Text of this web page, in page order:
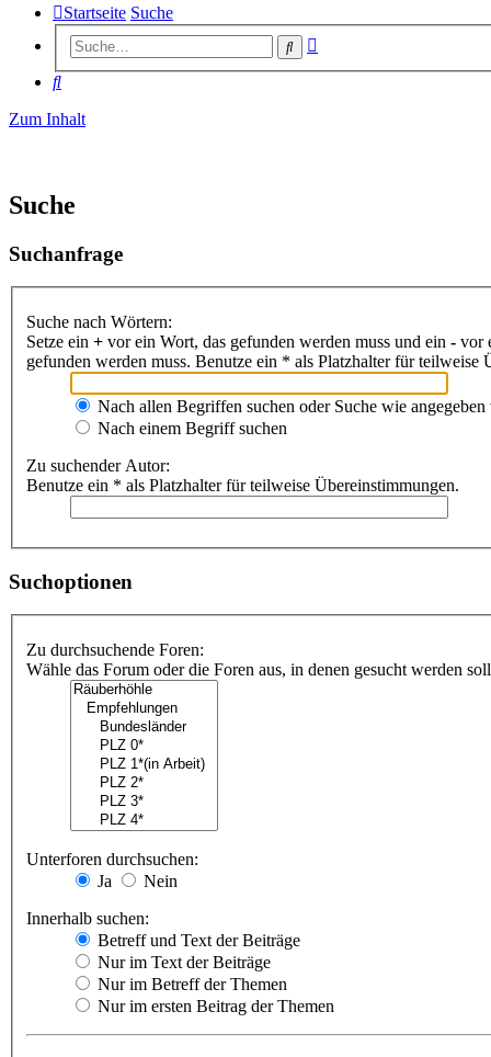
Startseite Suche
Suche
Suche
Zum Inhalt
Suche
Suchanfrage
Suche nach Wörtern:
Setze ein + vor ein Wort, das gefunden werden muss und ein - vor
gefunden werden muss. Benutze ein * als Platzhalter für teilweise
Nach allen Begriffen suchen oder Suche wie angegeben
Nach einem Begriff suchen
Zu suchender Autor:
Benutze ein * als Platzhalter für teilweise Übereinstimmungen.
Suchoptionen
Zu durchsuchende Foren:
Wähle das Forum oder die Foren aus, in denen gesucht werden
Unterforen durchsuchen:
Ja
Nein
Innerhalb suchen:
Betreff und Text der Beiträge
Nur im Text der Beiträge
Nur im Betreff der Themen
Nur im ersten Beitrag der Themen